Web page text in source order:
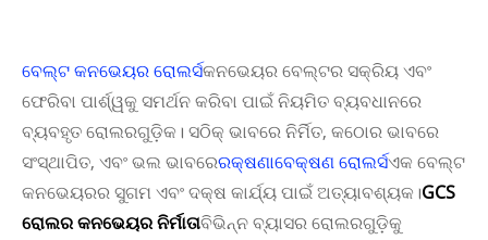
ବେଲ୍ଟ କନଭେୟର ରୋଲର୍ସକନଭେୟର ବେଲ୍ଟର ସକ୍ରିୟ ଏବଂ
ଫେରିବା ପାର୍ଶ୍ୱକୁ ସମର୍ଥନ କରିବା ପାଇଁ ନିୟମିତ ବ୍ୟବଧାନରେ
ବ୍ୟବହୃତ ରୋଲରଗୁଡ଼ିକ। ସଠିକ୍ ଭାବରେ ନିର୍ମିତ, କଠୋର ଭାବରେ
ସଂସ୍ଥାପିତ, ଏବଂ ଭଲ ଭାବରେରକ୍ଷଣାବେକ୍ଷଣ ରୋଲର୍ସଏକ ବେଲ୍ଟ
କନଭେୟରର ସୁଗମ ଏବଂ ଦକ୍ଷ କାର୍ଯ୍ୟ ପାଇଁ ଅତ୍ୟାବଶ୍ୟକ।GCS
ରୋଲର କନଭେୟର ନିର୍ମାତାବିଭିନ୍ନ ବ୍ୟାସର ରୋଲରଗୁଡ଼ିକୁ